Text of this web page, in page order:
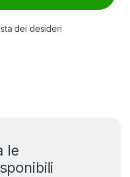
dei desideri
le